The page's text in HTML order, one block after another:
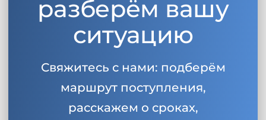
разберём вашу
ситуацию
Свяжитесь с нами: подберём
маршрут поступления,
расскажем о сроках,